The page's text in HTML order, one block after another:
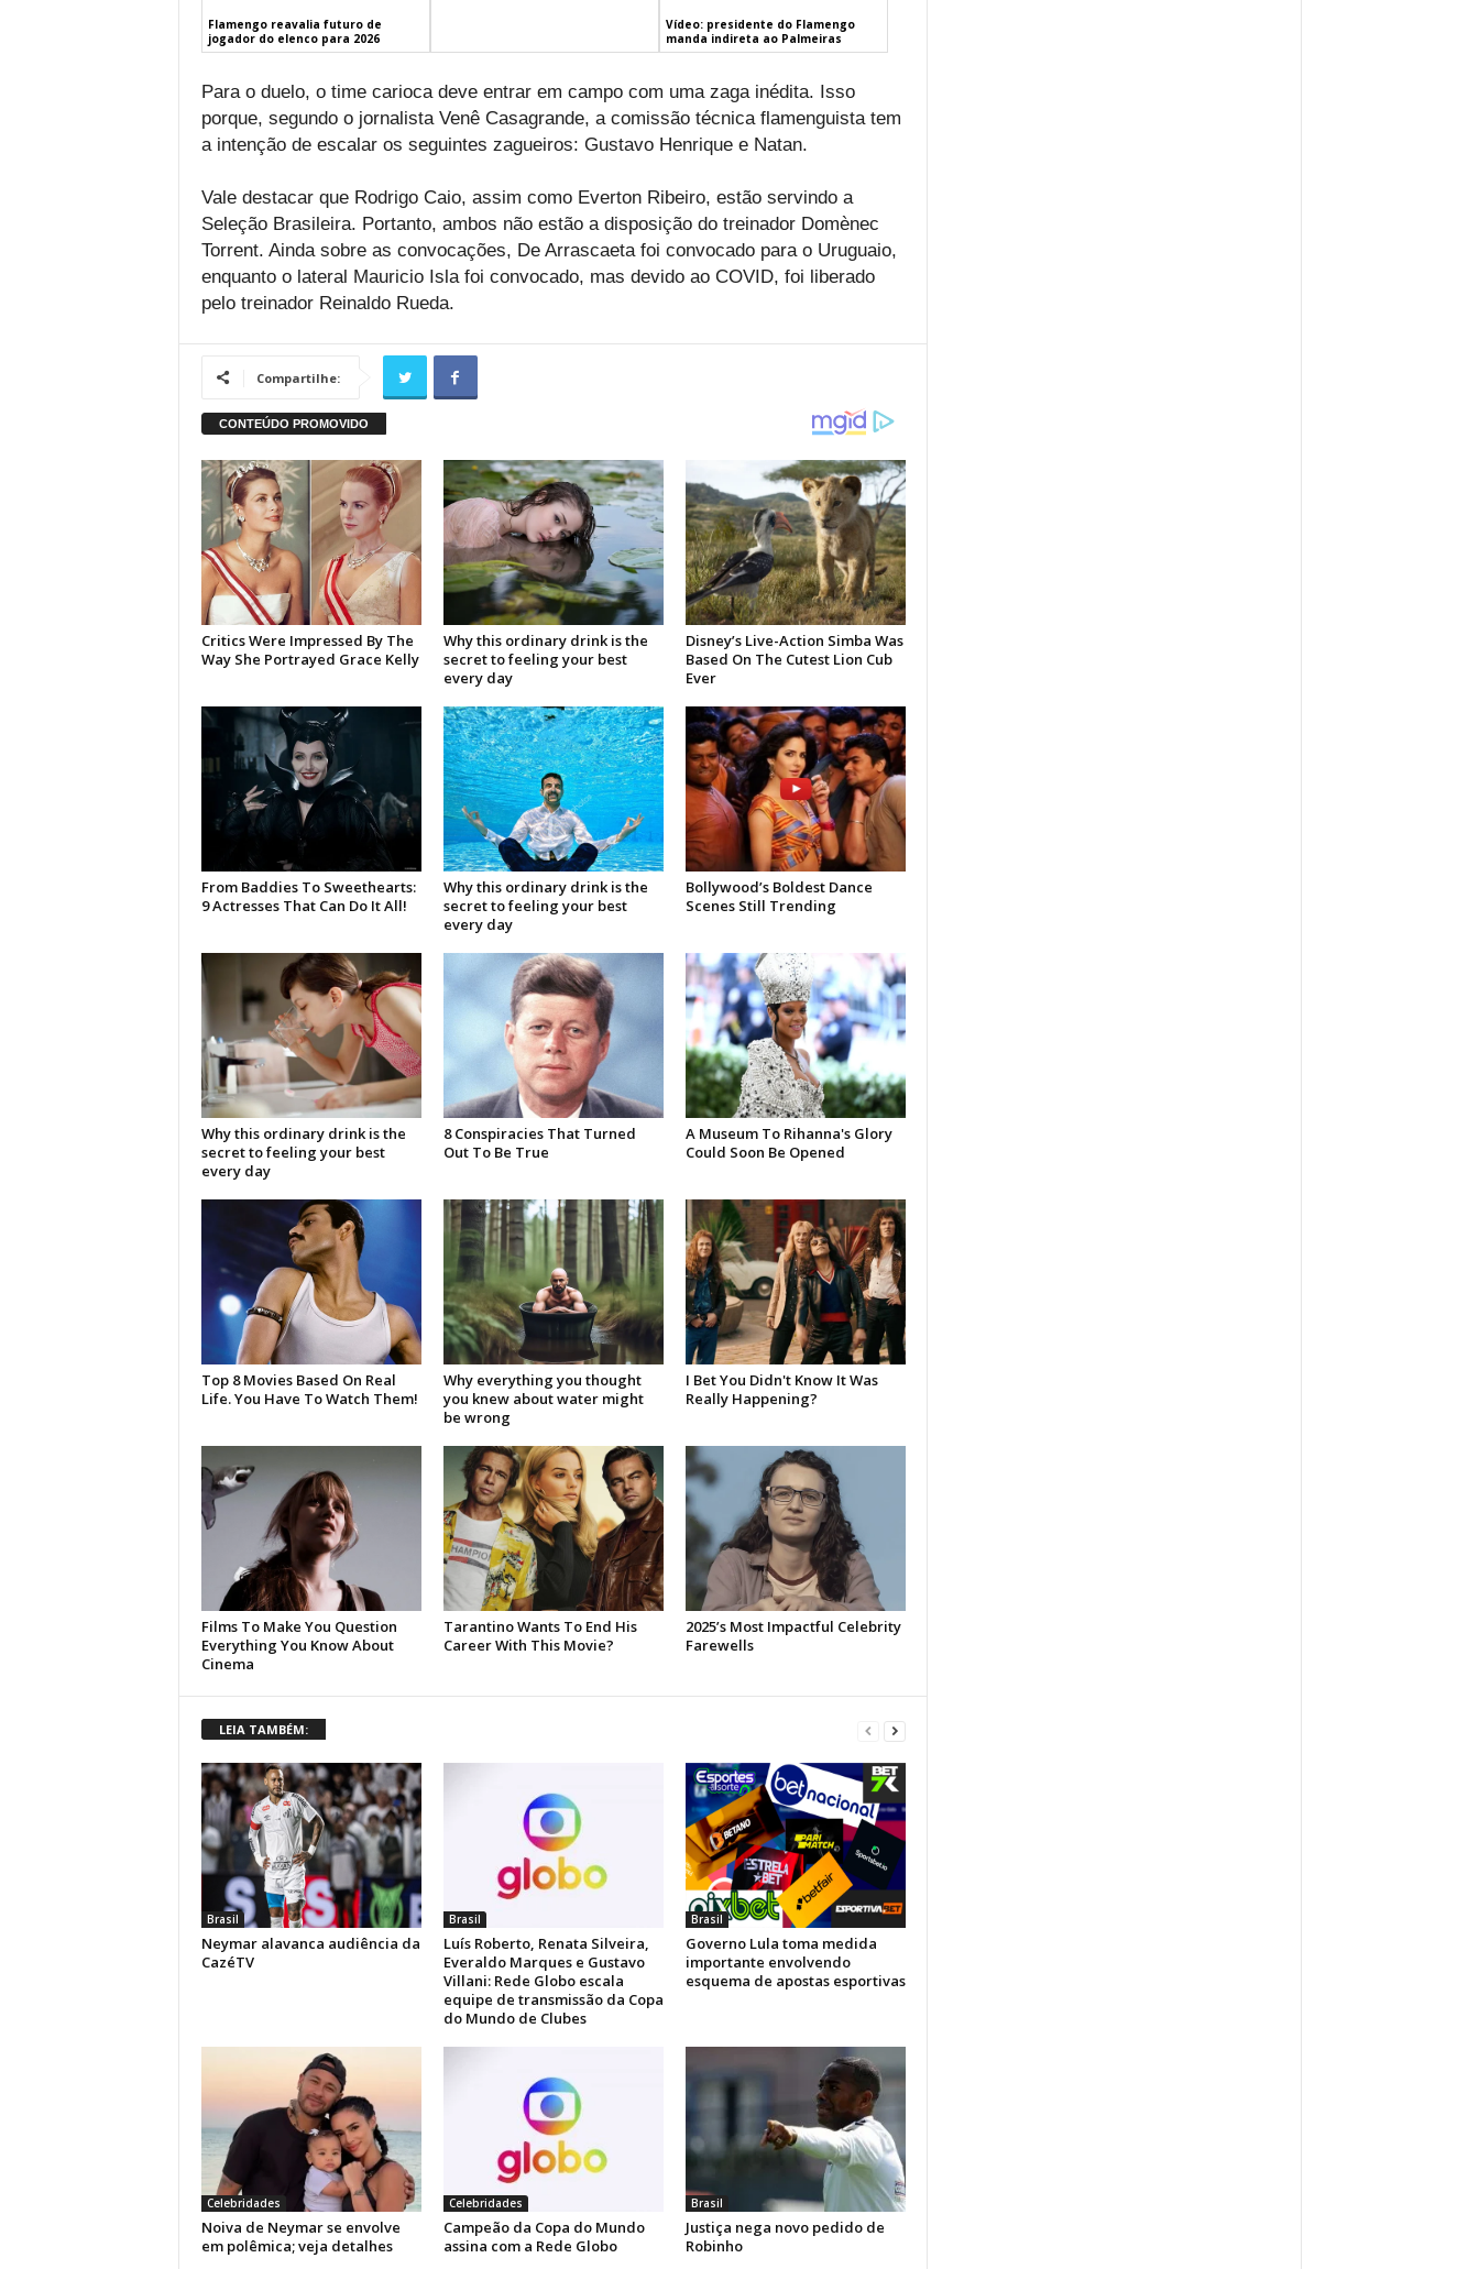
Flamengo reavalia futuro de
jogador do elenco para 2026
Vídeo: presidente do Flamengo
manda indireta ao Palmeiras
Para o duelo, o time carioca deve entrar em campo com uma zaga inédita. Isso
porque, segundo o jornalista Venê Casagrande, a comissão técnica flamenguista tem
a intenção de escalar os seguintes zagueiros: Gustavo Henrique e Natan.
Vale destacar que Rodrigo Caio, assim como Everton Ribeiro, estão servindo a
Seleção Brasileira. Portanto, ambos não estão a disposição do treinador Domènec
Torrent. Ainda sobre as convocações, De Arrascaeta foi convocado para o Uruguaio,
enquanto o lateral Mauricio Isla foi convocado, mas devido ao COVID, foi liberado
pelo treinador Reinaldo Rueda.
Compartilhe:
LEIA TAMBÉM:
Brasil
Neymar alavanca audiência da
CazéTV
Brasil
Luís Roberto, Renata Silveira,
Everaldo Marques e Gustavo
Villani: Rede Globo escala
equipe de transmissão da Copa
do Mundo de Clubes
Brasil
Governo Lula toma medida
importante envolvendo
esquema de apostas esportivas
Celebridades
Noiva de Neymar se envolve
em polêmica; veja detalhes
Celebridades
Campeão da Copa do Mundo
assina com a Rede Globo
Brasil
Justiça nega novo pedido de
Robinho